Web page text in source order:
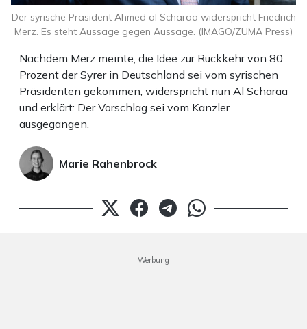
Nachdem Merz meinte, die Idee zur Rückkehr von 80
Prozent der Syrer in Deutschland sei vom syrischen
Präsidenten gekommen, widerspricht nun Al Scharaa
und erklärt: Der Vorschlag sei vom Kanzler
ausgegangen.
Marie Rahenbrock
Der syrische Präsident Ahmed al Scharaa widerspricht Friedrich
Merz. Es steht Aussage gegen Aussage. (IMAGO/ZUMA Press)
Werbung